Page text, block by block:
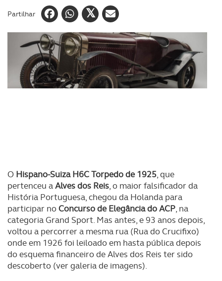
Partilhar
O Hispano-Suiza H6C Torpedo de 1925, que
pertenceu aAlves dos Reis, o maior falsificador da
História Portuguesa, chegou da Holanda para
participar noConcurso de Elegância do ACP, na
categoria Grand Sport. Mas antes, e 93 anos depois,
voltou a percorrer a mesma rua (Rua do Crucifixo)
onde em 1926 foi leiloado em hasta pública depois
do esquema financeiro de Alves dos Reis ter sido
descoberto (ver galeria de imagens).